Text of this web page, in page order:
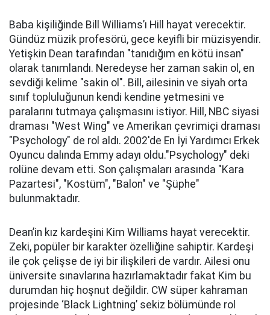
Baba kişiliğinde Bill Williams’ı Hill hayat verecektir.
Gündüz müzik profesörü, gece keyifli bir müzisyendir.
Yetişkin Dean tarafından "tanıdığım en kötü insan"
olarak tanımlandı. Neredeyse her zaman sakin ol, en
sevdiği kelime "sakin ol". Bill, ailesinin ve siyah orta
sınıf topluluğunun kendi kendine yetmesini ve
paralarını tutmaya çalışmasını istiyor. Hill, NBC siyasi
draması "West Wing" ve Amerikan çevrimiçi draması
"Psychology" de rol aldı. 2002'de En İyi Yardımcı Erkek
Oyuncu dalında Emmy adayı oldu."Psychology" deki
rolüne devam etti. Son çalışmaları arasında "Kara
Pazartesi", "Kostüm", "Balon" ve "Şüphe"
bulunmaktadır.
Dean’in kız kardeşini Kim Williams hayat verecektir.
Zeki, popüler bir karakter özelliğine sahiptir. Kardeşi
ile çok çelişse de iyi bir ilişkileri de vardır. Ailesi onu
üniversite sınavlarına hazırlamaktadır fakat Kim bu
durumdan hiç hoşnut değildir. CW süper kahraman
projesinde ‘Black Lightning’ sekiz bölümünde rol